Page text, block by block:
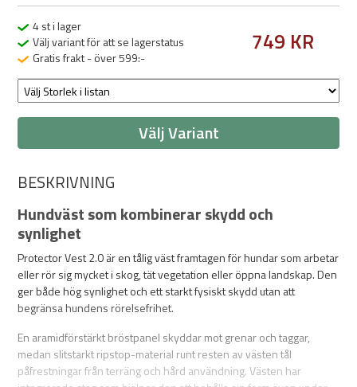
4 st i lager
Välj variant för att se lagerstatus
Gratis frakt - över 599:-
749 KR
Välj Variant
BESKRIVNING
Hundväst som kombinerar skydd och
synlighet
Protector Vest 2.0 är en tålig väst framtagen för hundar som arbetar
eller rör sig mycket i skog, tät vegetation eller öppna landskap. Den
ger både hög synlighet och ett starkt fysiskt skydd utan att
begränsa hundens rörelsefrihet.
En aramidförstärkt bröstpanel skyddar mot grenar och taggar,
medan slitstarkt ripstop-material runt resten av västen tål
påfrestningar från terräng och hård användning. Västen har